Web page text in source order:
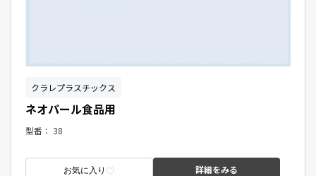
クラレプラスチックス
ネオパール食品用
型番： 38
お気に入り 詳細をみる